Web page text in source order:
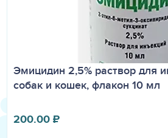
Эмицидин 2,5% раствор для
собак и кошек, флакон 10 мл
200.00₽